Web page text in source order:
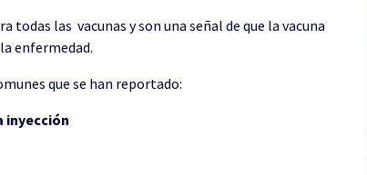
todas las vacunas y son una señal de que la vacuna
enfermedad.
que se han reportado:
inyección